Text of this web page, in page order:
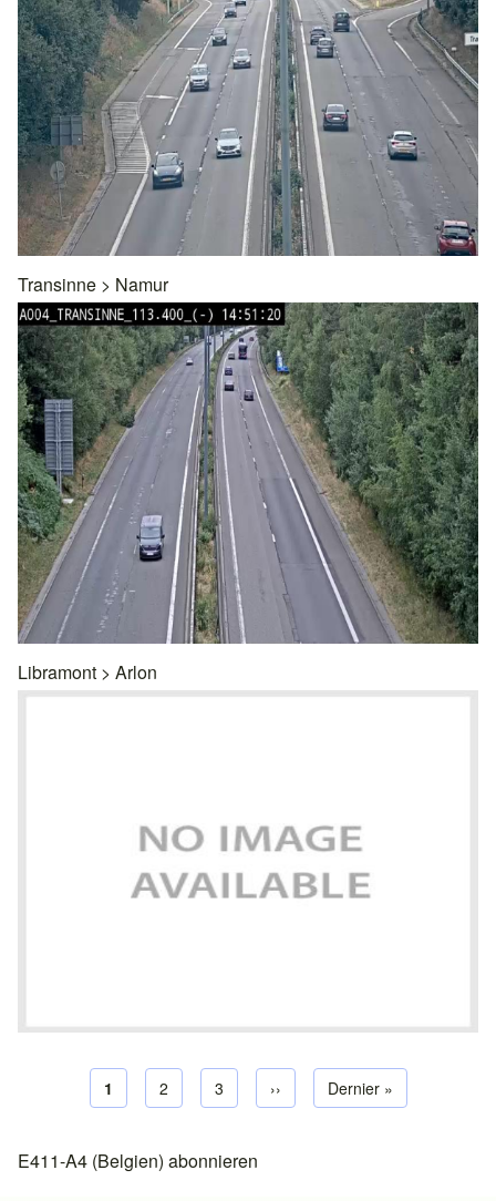
Transinne > Namur
Libramont > Arlon
Seitennummerierung
Aktuelle Seite
1 Seite
2 Seite
3 Nächste Seite
›› Letzte Seite
Dernier »
E411-A4 (Belgien) abonnieren